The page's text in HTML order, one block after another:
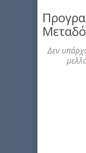
Δεν